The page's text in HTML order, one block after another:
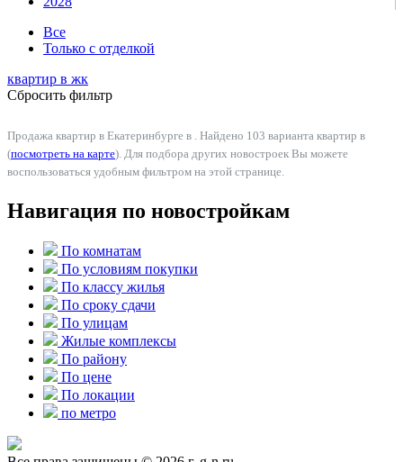
Все
Только с отделкой
квартир в жк
Сбросить фильтр
Продажа квартир в Екатеринбурге в . Найдено 103 варианта квартир в
(посмотреть на карте). Для подбора других новостроек Вы можете
воспользоваться удобным фильтром на этой странице.
Навигация по новостройкам
По комнатам
По условиям покупки
По классу жилья
По сроку сдачи
По улицам
Жилые комплексы
По району
По цене
По локации
по метро